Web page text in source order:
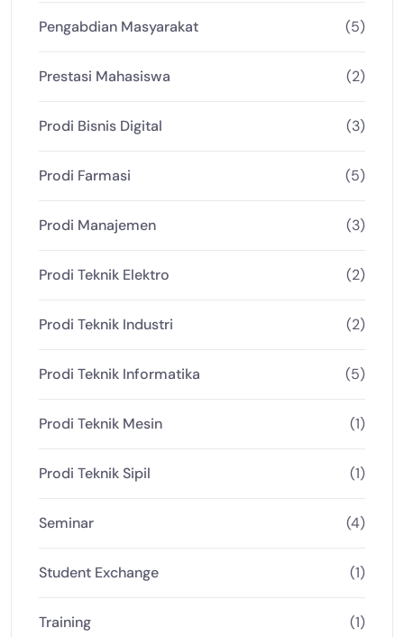
Pengabdian Masyarakat (5)
Prestasi Mahasiswa (2)
Prodi Bisnis Digital (3)
Prodi Farmasi (5)
Prodi Manajemen (3)
Prodi Teknik Elektro (2)
Prodi Teknik Industri (2)
Prodi Teknik Informatika (5)
Prodi Teknik Mesin (1)
Prodi Teknik Sipil (1)
Seminar (4)
Student Exchange (1)
Training (1)